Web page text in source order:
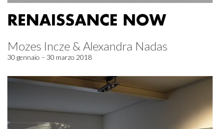
RENAISSANCE NOW
Mozes Incze & Alexandra Nadas
30 gennaio – 30 marzo 2018